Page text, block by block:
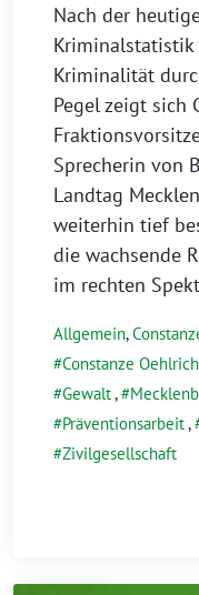
Nach der
Kriminalität
Pegel zeigt sich
Sprecherin von
Landtag
weiterhin tief
die wachsende
im rechten
Allgemein,
Constanze Oehlrich
Gewalt,
Präventionsarbeit,
Zivilgesellschaft